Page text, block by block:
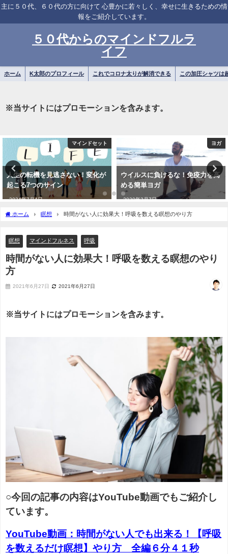
主に５０代、６０代の方に向けて 心豊かに若々しく、幸せに生きるための情
報をご紹介しています。
５０代からのマインドフルラ
イフ
ホーム K太郎のプロフィール これでコロナ太りが解消できる この加圧シャツは
※当サイトにはプロモーションを含みます。
ヨガ
ウイルスに負けるな！免疫力を高
める簡単ヨガ
2020年3月7日
瞑想
マインドフルネスの新習慣【Aura
アプリで心と体を整える】
2025年1月5日
ホーム 瞑想 時間がない人に効果大！呼吸を数える瞑想のやり方
瞑想 マインドフルネス 呼吸
時間がない人に効果大！呼吸を数える瞑想のやり
方
2021年6月27日 2021年6月27日
※当サイトにはプロモーションを含みます。
○今回の記事の内容はYouTube動画でもご紹介し
ています。
YouTube動画：時間がない人でも出来る！【呼吸
を数えるだけ瞑想】やり方 全編６分４１秒